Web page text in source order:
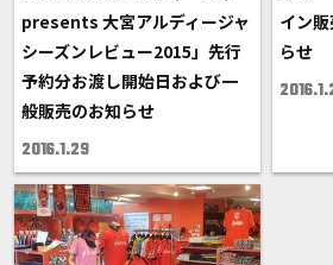
presents 大宮アルディージャ
シーズンレビュー2015」先行
予約分お渡し開始日および一
般販売のお知らせ
2016.1.29
イン
らせ